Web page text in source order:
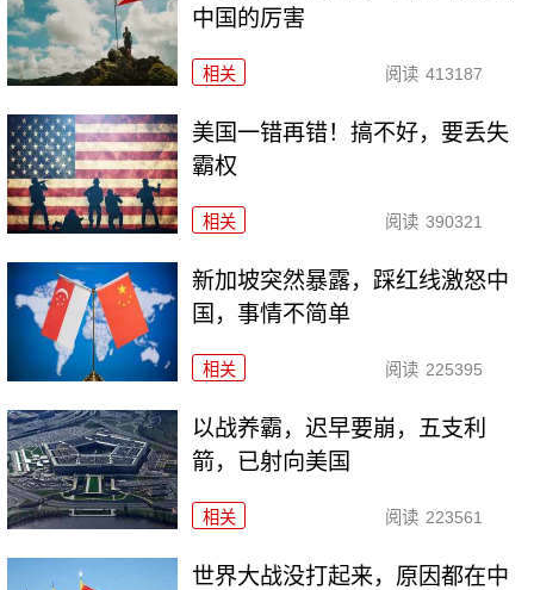
中国的厉害
相关 阅读 413187
美国一错再错！搞不好，要丢失
霸权
相关 阅读 390321
新加坡突然暴露，踩红线激怒中
国，事情不简单
相关 阅读 225395
以战养霸，迟早要崩，五支利
箭，已射向美国
相关 阅读 223561
世界大战没打起来，原因都在中